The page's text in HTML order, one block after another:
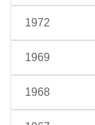
1972
1969
1968